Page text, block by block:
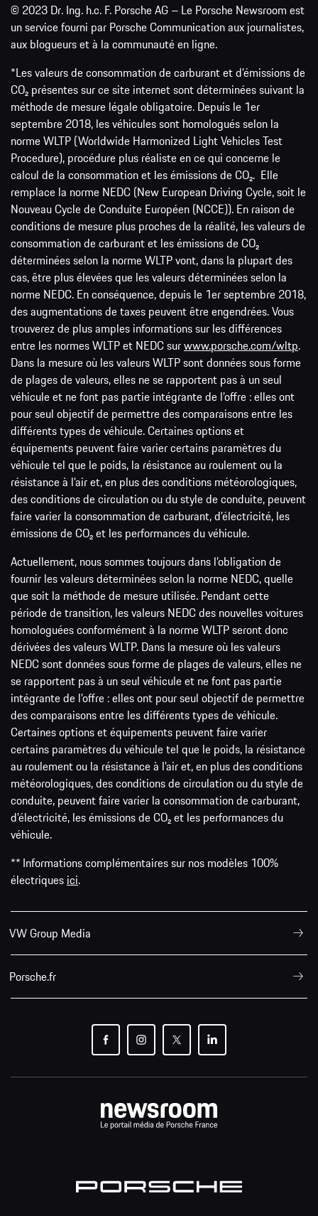
© 2023 Dr. Ing. h.c. F. Porsche AG – Le Porsche Newsroom est
un service fourni par Porsche Communication aux journalistes,
aux blogueurs et à la communauté en ligne.
*Les valeurs de consommation de carburant et d’émissions de
CO₂ présentes sur ce site internet sont déterminées suivant la
méthode de mesure légale obligatoire. Depuis le 1er
septembre 2018, les véhicules sont homologués selon la
norme WLTP (Worldwide Harmonized Light Vehicles Test
Procedure), procédure plus réaliste en ce qui concerne le
calcul de la consommation et les émissions de CO₂. Elle
remplace la norme NEDC (New European Driving Cycle, soit le
Nouveau Cycle de Conduite Européen (NCCE)). En raison de
conditions de mesure plus proches de la réalité, les valeurs de
consommation de carburant et les émissions de CO₂
déterminées selon la norme WLTP vont, dans la plupart des
cas, être plus élevées que les valeurs déterminées selon la
norme NEDC. En conséquence, depuis le 1er septembre 2018,
des augmentations de taxes peuvent être engendrées. Vous
trouverez de plus amples informations sur les différences
entre les normes WLTP et NEDC surwww.porsche.com/wltp.
Dans la mesure où les valeurs WLTP sont données sous forme
de plages de valeurs, elles ne se rapportent pas à un seul
véhicule et ne font pas partie intégrante de l’offre : elles ont
pour seul objectif de permettre des comparaisons entre les
différents types de véhicule. Certaines options et
équipements peuvent faire varier certains paramètres du
véhicule tel que le poids, la résistance au roulement ou la
résistance à l’air et, en plus des conditions météorologiques,
des conditions de circulation ou du style de conduite, peuvent
faire varier la consommation de carburant, d’électricité, les
émissions de CO₂ et les performances du véhicule.
Actuellement, nous sommes toujours dans l’obligation de
fournir les valeurs déterminées selon la norme NEDC, quelle
que soit la méthode de mesure utilisée. Pendant cette
période de transition, les valeurs NEDC des nouvelles voitures
homologuées conformément à la norme WLTP seront donc
dérivées des valeurs WLTP. Dans la mesure où les valeurs
NEDC sont données sous forme de plages de valeurs, elles ne
se rapportent pas à un seul véhicule et ne font pas partie
intégrante de l’offre : elles ont pour seul objectif de permettre
des comparaisons entre les différents types de véhicule.
Certaines options et équipements peuvent faire varier
certains paramètres du véhicule tel que le poids, la résistance
au roulement ou la résistance à l’air et, en plus des conditions
météorologiques, des conditions de circulation ou du style de
conduite, peuvent faire varier la consommation de carburant,
d’électricité, les émissions de CO₂ et les performances du
véhicule.
** Informations complémentaires sur nos modèles 100%
électriques ici.
VW Group Media
Porsche.fr